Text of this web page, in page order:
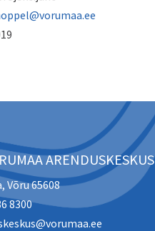
ARENDUSKESKUS
Võru 65608
8300